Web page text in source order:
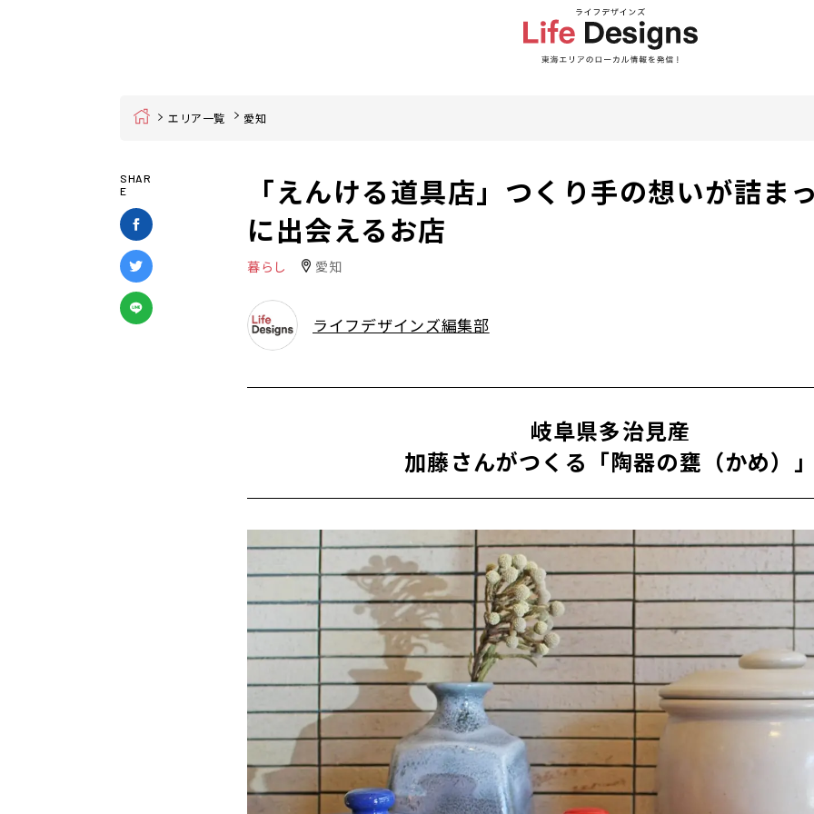
Home エリア一覧 愛知
SHAR
E
「えんける道具店」つくり手の想いが詰ま
に出会えるお店
暮らし 愛知
ライフデザインズ編集部
岐阜県多治見産
加藤さんがつくる「陶器の甕（かめ）